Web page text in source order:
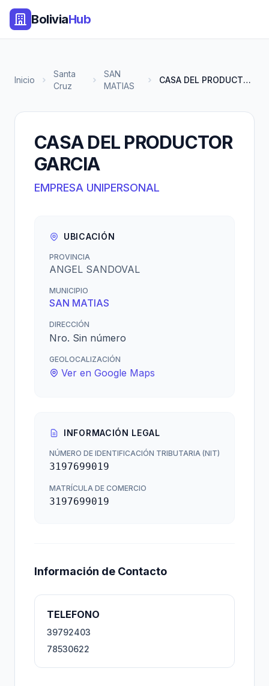
BoliviaHub
Inicio
Santa
Cruz
SAN
MATIAS
CASA DEL PRODUCTOR GARCIA
CASA DEL PRODUCTOR
GARCIA
EMPRESA UNIPERSONAL
UBICACIÓN
PROVINCIA
ANGEL SANDOVAL
MUNICIPIO
SAN MATIAS
DIRECCIÓN
Nro. Sin número
GEOLOCALIZACIÓN
Ver en Google Maps
INFORMACIÓN LEGAL
NÚMERO DE IDENTIFICACIÓN TRIBUTARIA (NIT)
3197699019
MATRÍCULA DE COMERCIO
3197699019
Información de Contacto
TELEFONO
39792403
78530622